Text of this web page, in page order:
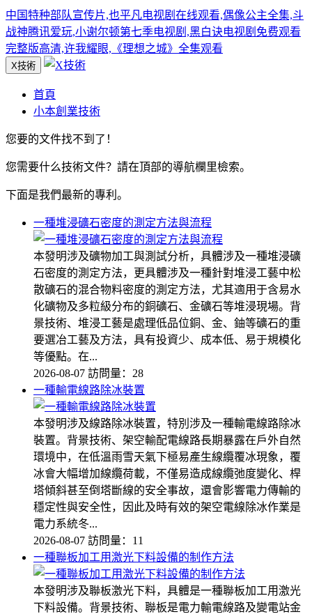
中国特种部队宣传片,也平凡电视剧在线观看,偶像公主全集,斗
战神腾讯爱玩,小谢尔顿第七季电视剧,黑白诀电视剧免费观看
完整版高清,许我耀眼,《理想之城》全集观看
X技術
首頁
小本創業技術
您要的文件找不到了！
您需要什么技術文件？請在頂部的導航欄里檢索。
下面是我們最新的專利。
一種堆浸礦石密度的測定方法與流程
本發明涉及礦物加工與測試分析，具體涉及一種堆浸礦
石密度的測定方法，更具體涉及一種針對堆浸工藝中松
散礦石的混合物料密度的測定方法，尤其適用于含易水
化礦物及多粒級分布的銅礦石、金礦石等堆浸現場。背
景技術、堆浸工藝是處理低品位銅、金、鈾等礦石的重
要選冶工藝及方法，具有投資少、成本低、易于規模化
等優點。在...
2026-08-07 訪問量：28
一種輸電線路除冰裝置
本發明涉及線路除冰裝置，特別涉及一種輸電線路除冰
裝置。背景技術、架空輸配電線路長期暴露在戶外自然
環境中，在低溫雨雪天氣下極易產生線纜覆冰現象，覆
冰會大幅增加線纜荷載，不僅易造成線纜弛度變化、桿
塔傾斜甚至倒塔斷線的安全事故，還會影響電力傳輸的
穩定性與安全性，因此及時有效的架空電線除冰作業是
電力系統冬...
2026-08-07 訪問量：11
一種聯板加工用激光下料設備的制作方法
本發明涉及聯板激光下料，具體是一種聯板加工用激光
下料設備。背景技術、聯板是電力輸電線路及變電站金